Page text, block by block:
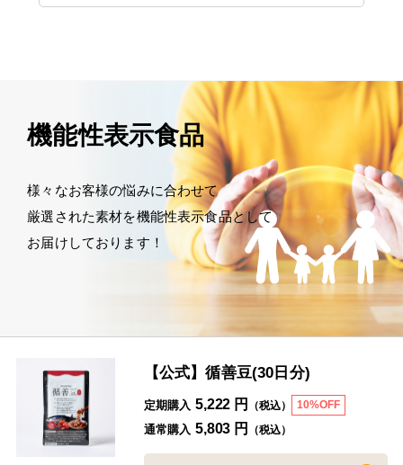
機能性表示食品
様々なお客様の悩みに合わせて
厳選された素材を機能性表示食品として
お届けしております！
【公式】循善豆(30日分)
定期購入 5,222 円 （税込） 10%OFF
通常購入 5,803 円 （税込）